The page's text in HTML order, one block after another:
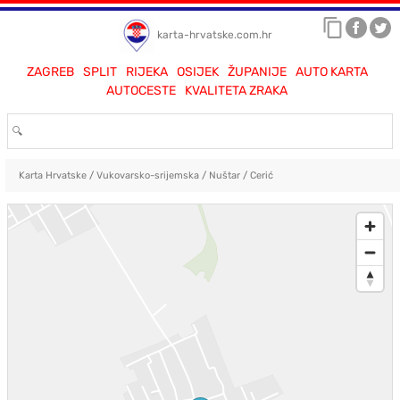
karta-hrvatske.com.hr
ZAGREB SPLIT RIJEKA OSIJEK ŽUPANIJE
AUTO KARTA
AUTOCESTE
KVALITETA ZRAKA
Karta Hrvatske/ Vukovarsko-srijemska/ Nuštar/ Cerić